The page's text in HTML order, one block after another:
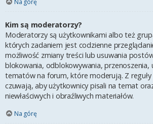
Na górę
Kim są moderatorzy?
Moderatorzy są użytkownikami albo też
których zadaniem jest codzienne
możliwość zmiany treści lub usuwania
blokowania, odblokowywania, przenoszenia,
tematów na forum, które moderują. Z
czuwają, aby użytkownicy pisali na temat
niewłaściwych i obraźliwych materiałów.
Na górę